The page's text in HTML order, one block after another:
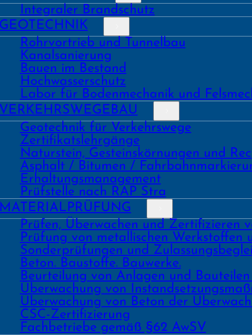
Integraler Brandschutz
Rohrvortrieb und Tunnelbau
Kanal­sanierung
Bauen im Bestand
Hochwasser­schutz
Labor für Boden­mechanik und
Geo­technik für Verkehrs­wege
Zertifikats­lehrgänge
Natur­stein, Gesteins­kör­nungen und
Asphalt / Bitumen /
Erhaltungs­manage­ment
Prüf­stelle nach RAP Stra
Prüfen, Überwachen und Zertifizieren
Prüfung von metallischen Werk­stoffen
Sonder­prüfungen und
Beton. Bau­stoffe. Bau­werke.
Beurtei­lung von Anlagen und
Über­wachung von
Über­wachung von Beton der
CSC-Zertifizierung
Fach­­betriebe gemäß §62 AwSV